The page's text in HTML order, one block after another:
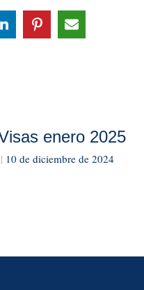
enero 2025
| 10 de diciembre de 2024